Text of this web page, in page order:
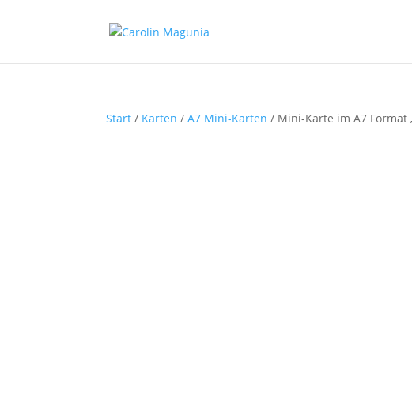
Start / Karten /A7 Mini-Karten / Mini-Karte im A7 Format